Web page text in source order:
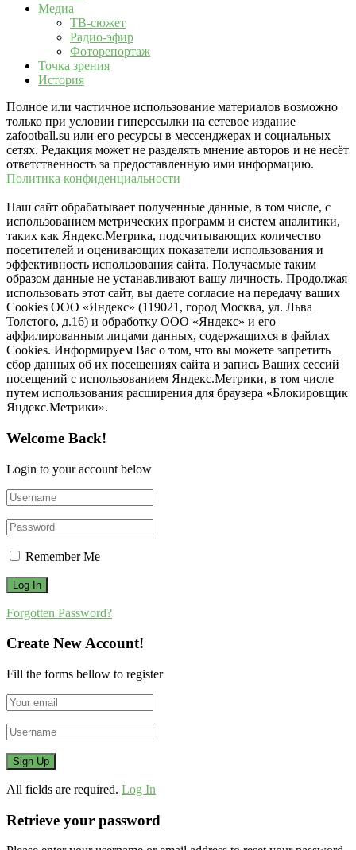
Медиа
ТВ-сюжет
Радио-эфир
Фоторепортаж
Точка зрения
История
Полное или частичное использование материалов возможно
только при условии гиперссылки на сетевое издание
zafootball.su или его ресурсы в мессенджерах и социальных
сетях. Редакция может не разделять мнение авторов и не несёт
ответственность за предоставленную ими информацию.
Политика конфиденциальности
Наш сайт обрабатывает полученные данные, в том числе, с
использованием метрических программ и систем аналитики,
таких как Яндекс.Метрика, подсчитывающих количество
посетителей и оценивающих показатели использования и
эффективность использования сайта. Получаемые таким
образом данные не устанавливают вашу личность. Продолжая
использовать этот сайт, вы даете согласие на передачу ваших
Cookies ООО «Яндекс» (119021, город Москва, ул. Льва
Толстого, д.16) и обработку ООО «Яндекс» и его
аффилированным лицами данных, содержащихся в файлах
Cookies. Информируем Вас о том, что вы можете запретить
сбор данных об их посещениях сайта и запись Ваших сессий
посещений с использованием Яндекс.Метрики, в том числе
путем использования расширения для браузера «Блокировщик
Яндекс.Метрики».
Welcome Back!
Login to your account below
Remember Me
Forgotten Password?
Create New Account!
Fill the forms bellow to register
All fields are required. Log In
Retrieve your password